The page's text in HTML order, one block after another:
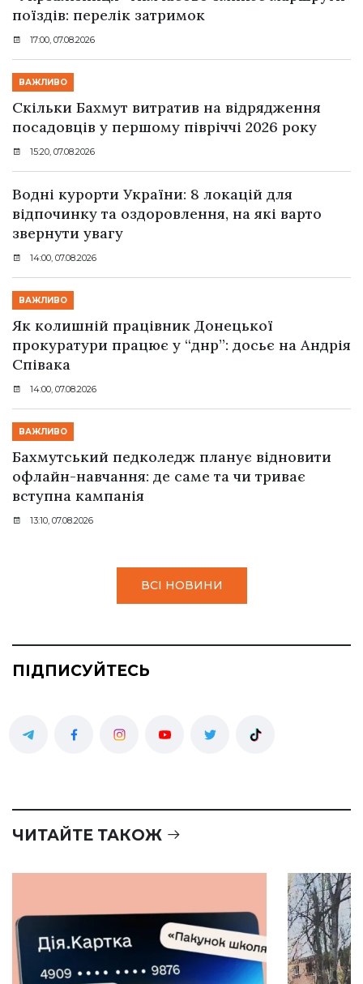
поїздів: перелік затримок
17:00, 07.08.2026
ВАЖЛИВО
Скільки Бахмут витратив на відрядження
посадовців у першому півріччі 2026 року
15:20, 07.08.2026
Водні курорти України: 8 локацій для
відпочинку та оздоровлення, на які варто
звернути увагу
14:00, 07.08.2026
ВАЖЛИВО
Як колишній працівник Донецької
прокуратури працює у “днр”: досьє на Андрія
Співака
14:00, 07.08.2026
ВАЖЛИВО
Бахмутський педколедж планує відновити
офлайн-навчання: де саме та чи триває
вступна кампанія
13:10, 07.08.2026
ВСІ НОВИНИ
ПІДПИСУЙТЕСЬ
ЧИТАЙТЕ ТАКОЖ